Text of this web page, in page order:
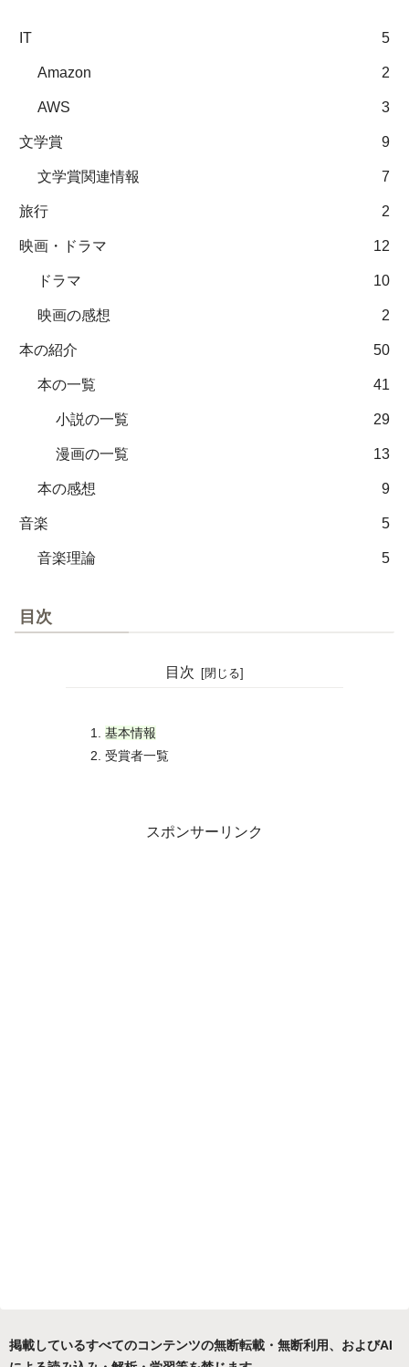
IT 5
Amazon 2
AWS 3
文学賞 9
文学賞関連情報 7
旅行 2
映画・ドラマ 12
ドラマ 10
映画の感想 2
本の紹介 50
本の一覧 41
小説の一覧 29
漫画の一覧 13
本の感想 9
音楽 5
音楽理論 5
目次
目次
基本情報
受賞者一覧
スポンサーリンク
掲載しているすべてのコンテンツの無断転載・無断利用、およびAI